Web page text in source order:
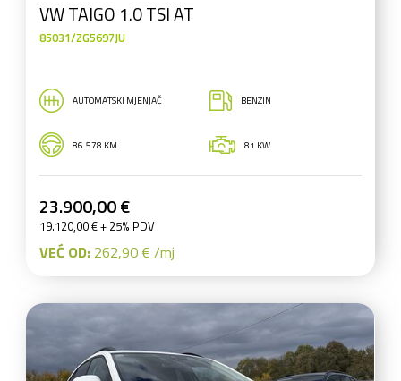
VW TAIGO 1.0 TSI AT
85031/ZG5697JU
AUTOMATSKI MJENJAČ BENZIN
86.578 KM 81 KW
23.900,00 €
19.120,00 € + 25% PDV
VEĆ OD: 262,90 € /mj